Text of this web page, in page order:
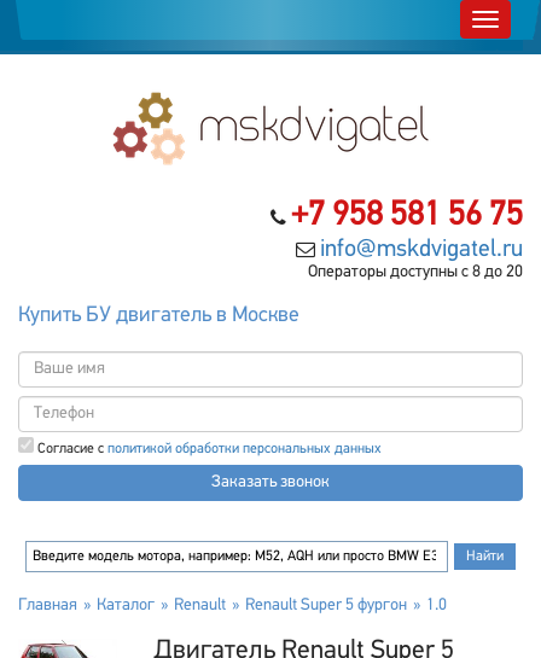
+7 958 581 56 75
info@mskdvigatel.ru
Операторы доступны с 8 до 20
Купить БУ двигатель в Москве
Согласие с политикой обработки персональных данных
Заказать звонок
Главная Каталог Renault Renault Super 5 фургон 1.0
Двигатель Renault Super 5